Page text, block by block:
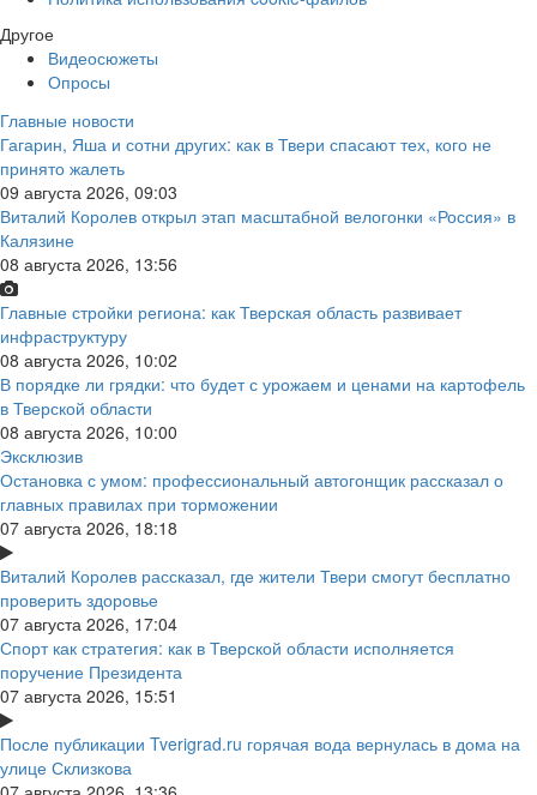
Другое
Видеосюжеты
Опросы
Главные новости
Гагарин, Яша и сотни других: как в Твери спасают тех, кого не
принято жалеть
09 августа 2026, 09:03
Виталий Королев открыл этап масштабной велогонки «Россия» в
Калязине
08 августа 2026, 13:56
Главные стройки региона: как Тверская область развивает
инфраструктуру
08 августа 2026, 10:02
В порядке ли грядки: что будет с урожаем и ценами на картофель
в Тверской области
08 августа 2026, 10:00
Эксклюзив
Остановка с умом: профессиональный автогонщик рассказал о
главных правилах при торможении
07 августа 2026, 18:18
Виталий Королев рассказал, где жители Твери смогут бесплатно
проверить здоровье
07 августа 2026, 17:04
Спорт как стратегия: как в Тверской области исполняется
поручение Президента
07 августа 2026, 15:51
После публикации Tverigrad.ru горячая вода вернулась в дома на
улице Склизкова